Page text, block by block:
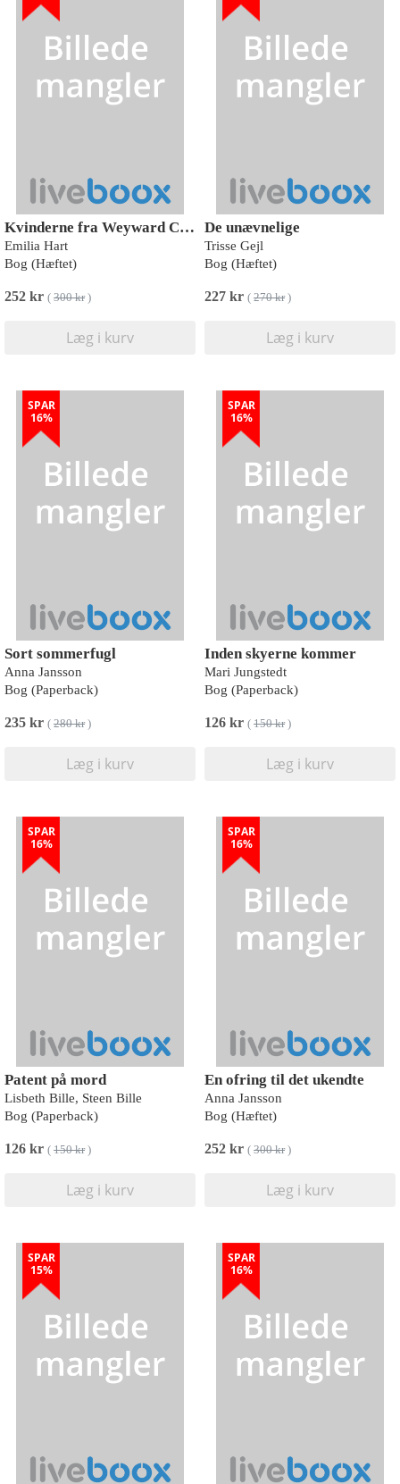
Kvinderne fra Weyward Cottage
Emilia Hart
Bog (Hæftet)
252 kr ( 300 kr)
Læg i kurv
De unævnelige
Trisse Gejl
Bog (Hæftet)
227 kr ( 270 kr)
Læg i kurv
SPAR
16%
Sort sommerfugl
Anna Jansson
Bog (Paperback)
235 kr ( 280 kr)
Læg i kurv
SPAR
16%
Inden skyerne kommer
Mari Jungstedt
Bog (Paperback)
126 kr ( 150 kr)
Læg i kurv
SPAR
16%
Patent på mord
Lisbeth Bille, Steen Bille
Bog (Paperback)
126 kr ( 150 kr)
Læg i kurv
SPAR
16%
En ofring til det ukendte
Anna Jansson
Bog (Hæftet)
252 kr ( 300 kr)
Læg i kurv
SPAR
15%
SPAR
16%